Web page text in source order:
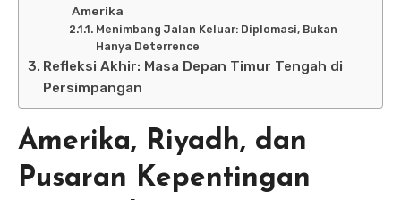
Amerika
Menimbang Jalan Keluar: Diplomasi, Bukan
Hanya Deterrence
Refleksi Akhir: Masa Depan Timur Tengah di
Persimpangan
Amerika, Riyadh, dan
Pusaran Kepentingan